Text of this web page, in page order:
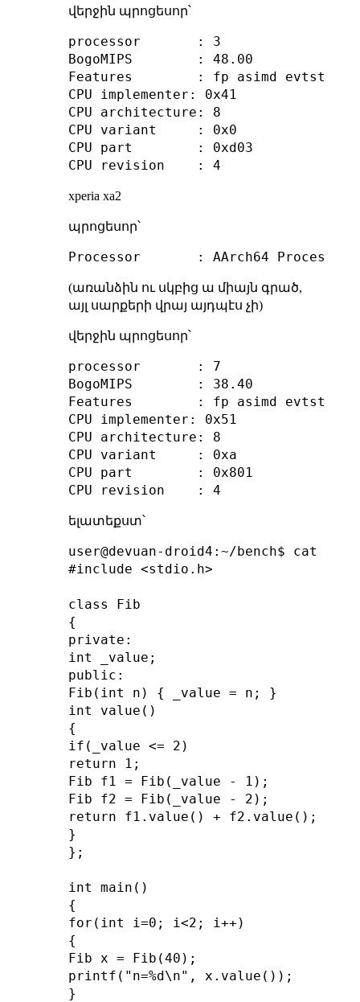
վերջին պրոցեսոր՝
processor       : 3
BogoMIPS        : 48.00
Features        : fp asimd evtstrm
CPU implementer: 0x41
CPU architecture: 8
CPU variant     : 0x0
CPU part        : 0xd03
xperia xa2
պրոցեսոր՝
(առանձին ու սկբից ա միայն գրած,
այլ սարքերի վրայ այդպէս չի)
վերջին պրոցեսոր՝
processor       : 7
BogoMIPS        : 38.40
Features        : fp asimd evtstrm
CPU implementer: 0x51
CPU architecture: 8
CPU variant     : 0xa
CPU part        : 0x801
ելատեքստ՝
user@devuan-droid4:~/bench$ cat
#include <stdio.h>
class Fib
{
private:
int _value;
public:
Fib(int n) { _value = n; }
int value()
{
if(_value <= 2)
return 1;
Fib f1 = Fib(_value - 1);
Fib f2 = Fib(_value - 2);
return f1.value() + f2.value();
}
};
int main()
{
for(int i=0; i<2; i++)
{
Fib x = Fib(40);
printf("n=%d\n", x.value());
}